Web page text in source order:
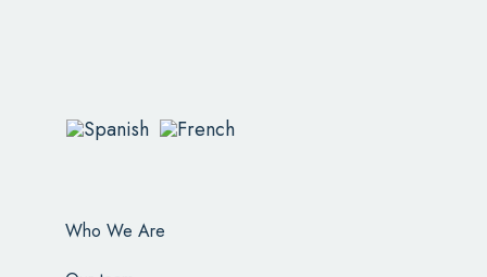
Who We Are